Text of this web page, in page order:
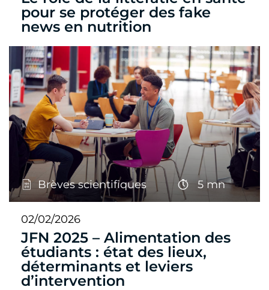
pour se protéger des fake
news en nutrition
Brèves scientifiques 5 mn
02/02/2026
JFN 2025 – Alimentation des
étudiants : état des lieux,
déterminants et leviers
d’intervention